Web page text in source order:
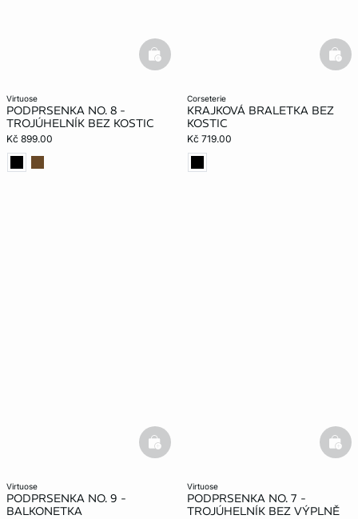
virtuose
PODPRSENKA NO. 8 -
TROJÚHELNÍK BEZ KOSTIC
Kč 899.00
basketfull
corseterie
KRAJKOVÁ BRALETKA BEZ
KOSTIC
Kč 719.00
virtuose
PODPRSENKA NO. 9 -
BALKONETKA
basketfull
virtuose
PODPRSENKA NO. 7 -
TROJÚHELNÍK BEZ VÝPLNĚ